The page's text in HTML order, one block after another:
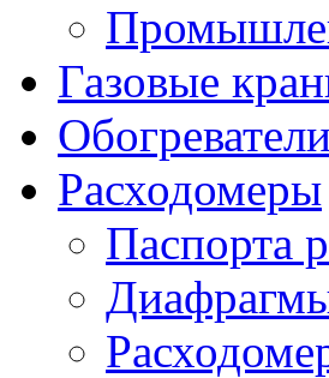
Газовые
Расходомеры
Паспорта